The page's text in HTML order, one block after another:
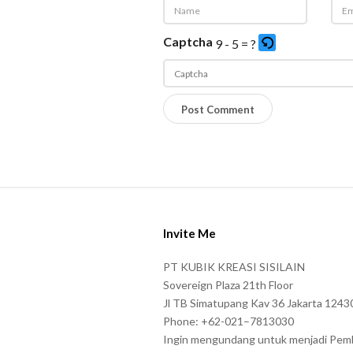
Captcha 9 - 5 = ?
P
e
t
r
t
Invite Me
PT KUBIK KREASI SISILAIN
Sovereign Plaza 21th Floor
Jl TB Simatupang Kav 36 Jakarta
Phone: +62-021–7813030
Ingin mengundang untuk menjadi